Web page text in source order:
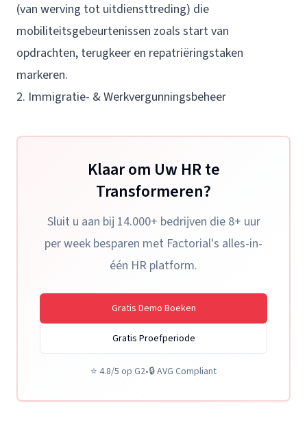
(van werving tot uitdiensttreding) die
mobiliteitsgebeurtenissen zoals start van
opdrachten, terugkeer en repatriëringstaken
markeren.
2. Immigratie- & Werkvergunningsbeheer
Klaar om Uw HR te
Transformeren?
Sluit u aan bij 14.000+ bedrijven die 8+ uur
per week besparen met Factorial's alles-in-
één HR platform.
Gratis Demo Boeken
Gratis Proefperiode
⭐ 4.8/5 op G2•🔒AVG Compliant